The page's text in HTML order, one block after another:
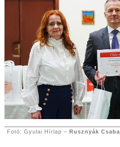
Fotó: Gyulai Hírlap – Rusznyák Csaba